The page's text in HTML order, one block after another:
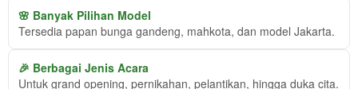
🌸 Banyak Pilihan Model
Tersedia papan bunga gandeng, mahkota, dan model Jakarta.
🎉 Berbagai Jenis Acara
Untuk grand opening, pernikahan, pelantikan, hingga duka cita.